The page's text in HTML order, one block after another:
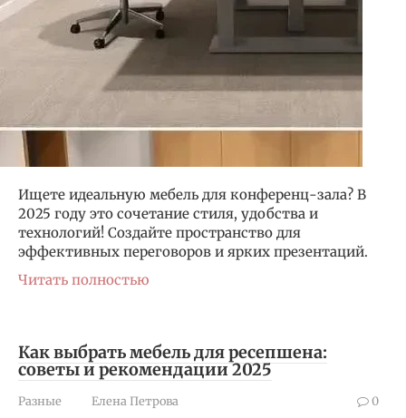
Ищете идеальную мебель для конференц-зала? В
2025 году это сочетание стиля, удобства и
технологий! Создайте пространство для
эффективных переговоров и ярких презентаций.
Читать полностью
Как выбрать мебель для ресепшена:
советы и рекомендации 2025
Разные Елена Петрова 0